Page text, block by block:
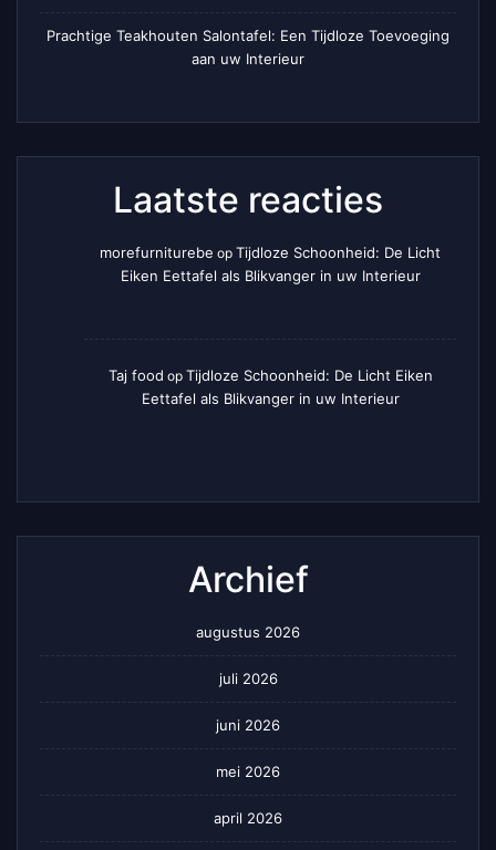
Prachtige Teakhouten Salontafel: Een Tijdloze Toevoeging
aan uw Interieur
Laatste reacties
morefurniturebe op Tijdloze Schoonheid: De Licht
Eiken Eettafel als Blikvanger in uw Interieur
Taj food op Tijdloze Schoonheid: De Licht Eiken
Eettafel als Blikvanger in uw Interieur
Archief
augustus 2026
juli 2026
juni 2026
mei 2026
april 2026